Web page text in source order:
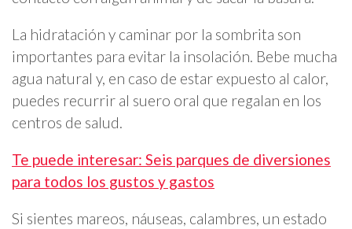
La hidratación y caminar por la sombrita son
importantes para evitar la insolación. Bebe mucha
agua natural y, en caso de estar expuesto al calor,
puedes recurrir al suero oral que regalan en los
centros de salud.
Te puede interesar: Seis parques de diversiones
para todos los gustos y gastos
Si sientes mareos, náuseas, calambres, un estado